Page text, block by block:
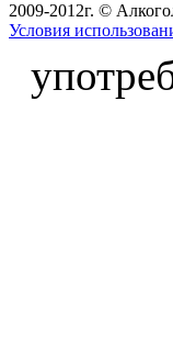
2009-2012г. ©
Условия